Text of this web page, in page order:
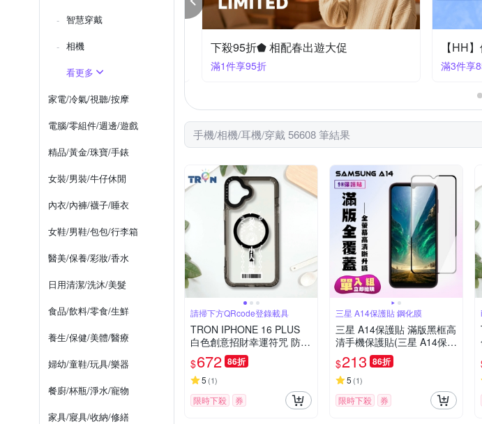
智慧穿戴
相機
看更多
家電/冷氣/視聽/按摩
電腦/零組件/週邊/遊戲
精品/黃金/珠寶/手錶
女裝/男裝/牛仔休閒
內衣/內褲/襪子/睡衣
女鞋/男鞋/包包/行李箱
醫美/保養/彩妝/香水
日用清潔/洗沐/美髮
食品/飲料/零食/生鮮
養生/保健/美體/醫療
婦幼/童鞋/玩具/樂器
餐廚/杯瓶/淨水/寵物
家具/寢具/收納/修繕
折⇓ 相機指定品 下殺95折⬟ 相配春出遊大促
滿1件享95折
【HH
滿3件享
手機/相機/耳機/穿戴 56608 筆結果
請掃下方QRcode登錄載具
TRON IPHONE 16 PLUS
白色創意招財幸運符咒 防摔
MAGSAFE 磁吸 太空載具殼
透黑 手機殼
$672 86折
5 (1)
限時下殺 券
三星 A14保護貼 鋼化膜
三星 A14保護貼 滿版黑框高
清手機保護貼(三星 A14保護
貼 鋼化膜)
$213 86折
5 (1)
限時下殺 券